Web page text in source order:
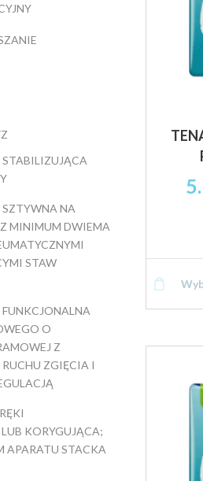
NA
MINIMUM DWIEMA
STAW
O
Z
ZGIĘCIA I
KORYGUJĄCA;
APARATU STACKA